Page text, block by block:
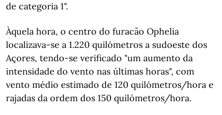
de categoria 1".
Àquela hora, o centro do furacão Ophelia
localizava-se a 1.220 quilómetros a sudoeste dos
Açores, tendo-se verificado "um aumento da
intensidade do vento nas últimas horas", com
vento médio estimado de 120 quilómetros/hora e
rajadas da ordem dos 150 quilómetros/hora.